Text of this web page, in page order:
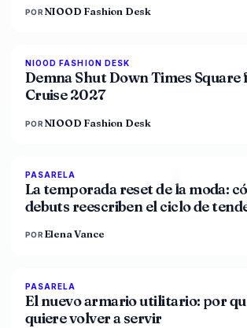
POR NIOOD Fashion Desk
NIOOD FASHION DESK
Demna Shut Down Times Square
Cruise 2027
POR NIOOD Fashion Desk
PASARELA
La temporada reset de la moda:
debuts reescriben el ciclo de
POR Elena Vance
PASARELA
El nuevo armario utilitario: por
quiere volver a servir